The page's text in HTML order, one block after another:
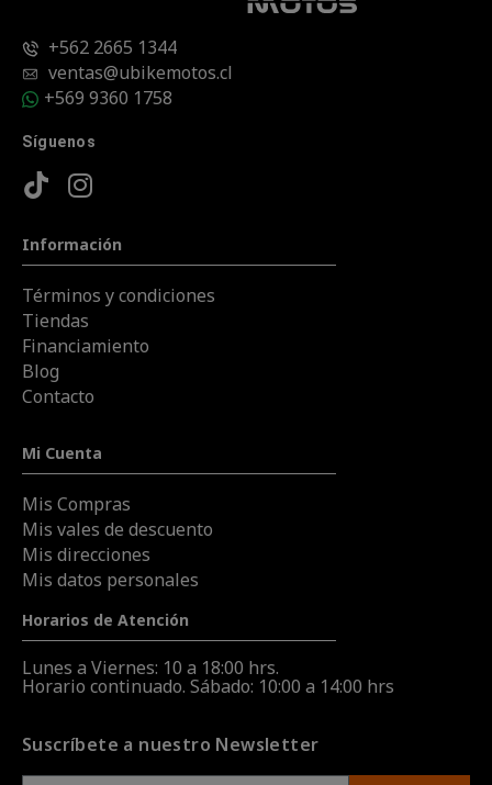
+562 2665 1344
ventas@ubikemotos.cl
+569 9360 1758
Síguenos
Información
Términos y condiciones
Tiendas
Financiamiento
Blog
Contacto
Mi Cuenta
Mis Compras
Mis vales de descuento
Mis direcciones
Mis datos personales
Horarios de Atención
Lunes a Viernes: 10 a 18:00 hrs.
Horario continuado. Sábado: 10:00 a 14:00 hrs
Suscríbete a nuestro Newsletter